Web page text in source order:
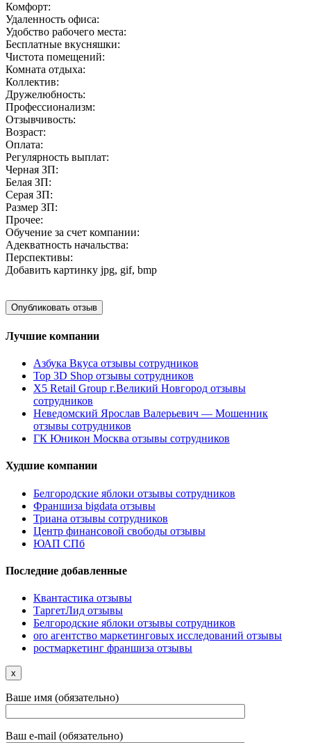
Комфорт:
Удаленность офиса:
Удобство рабочего места:
Бесплатные вкусняшки:
Чистота помещений:
Комната отдыха:
Коллектив:
Дружелюбность:
Профессионализм:
Отзывчивость:
Возраст:
Оплата:
Регулярность выплат:
Черная ЗП:
Белая ЗП:
Серая ЗП:
Размер ЗП:
Прочее:
Обучение за счет компании:
Адекватность начальства:
Перспективы:
Добавить картинку jpg, gif, bmp
Лучшие компании
Азбука Вкуса отзывы сотрудников
Top 3D Shop отзывы сотрудников
X5 Retail Group г.Великий Новгород отзывы
сотрудников
Неведомский Ярослав Валерьевич — Мошенник
отзывы сотрудников
ГК Юникон Москва отзывы сотрудников
Худшие компании
Белгородские яблоки отзывы сотрудников
Франшиза bigdata отзывы
Триана отзывы сотрудников
Центр финансовой свободы отзывы
ЮАП СПб
Последние добавленные
Квантастика отзывы
ТаргетЛид отзывы
Белгородские яблоки отзывы сотрудников
oro агентство маркетинговых исследований отзывы
ростмаркетинг франшиза отзывы
x
Ваше имя (обязательно)
Ваш e-mail (обязательно)